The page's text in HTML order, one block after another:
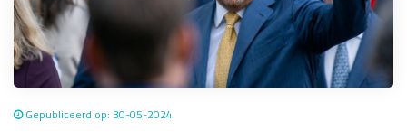
Gepubliceerd op: 30-05-2024